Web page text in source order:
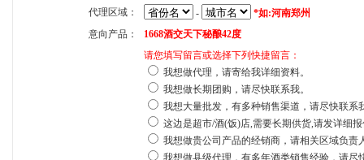
代理区域： -
*如:河南郑州
意向产品：
1668酒交天下秘酿42度
请您填写留言或选择下列快捷留言：
我想做代理，请寄给我详细资料。
我想做长期团购，请尽快联系我。
我想大量批发，有多种销售渠道，请尽快联系
这边是超市/酒(饭)店,需要长期供货,请发详细
我想做贵公司产品的经销商，请相关区域负责
我想做县级代理，有多年酒类销售经验，请尽